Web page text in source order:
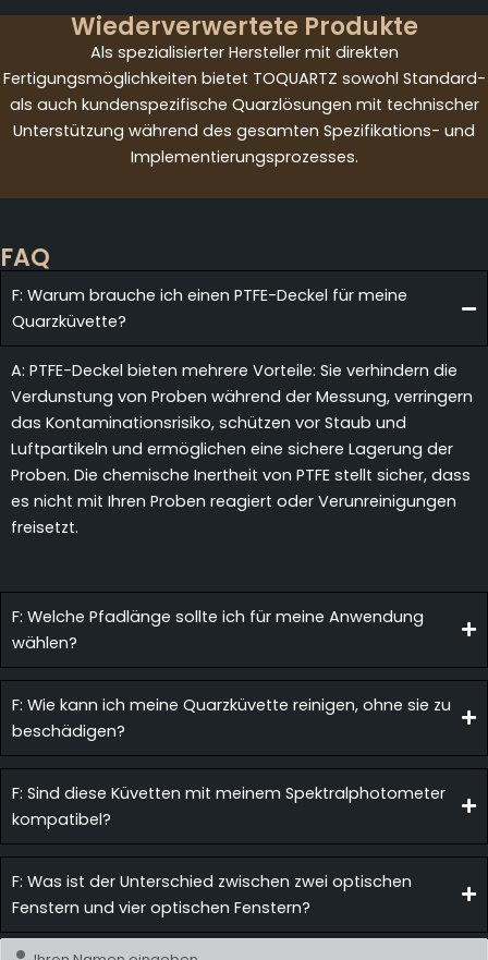
Wiederverwertete Produkte
Als spezialisierter Hersteller mit direkten
Fertigungsmöglichkeiten bietet TOQUARTZ sowohl Standard-
als auch kundenspezifische Quarzlösungen mit technischer
Unterstützung während des gesamten Spezifikations- und
Implementierungsprozesses.
FAQ
F: Warum brauche ich einen PTFE-Deckel für meine
Quarzküvette?
A: PTFE-Deckel bieten mehrere Vorteile: Sie verhindern die
Verdunstung von Proben während der Messung, verringern
das Kontaminationsrisiko, schützen vor Staub und
Luftpartikeln und ermöglichen eine sichere Lagerung der
Proben. Die chemische Inertheit von PTFE stellt sicher, dass
es nicht mit Ihren Proben reagiert oder Verunreinigungen
freisetzt.
F: Welche Pfadlänge sollte ich für meine Anwendung
wählen?
F: Wie kann ich meine Quarzküvette reinigen, ohne sie zu
beschädigen?
F: Sind diese Küvetten mit meinem Spektralphotometer
kompatibel?
F: Was ist der Unterschied zwischen zwei optischen
Fenstern und vier optischen Fenstern?
Name